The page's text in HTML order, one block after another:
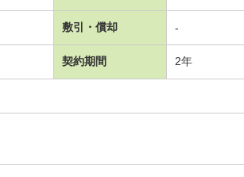
敷引・償却 -
契約期間 2年